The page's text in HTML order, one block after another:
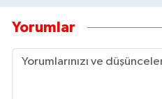
Yorumlar